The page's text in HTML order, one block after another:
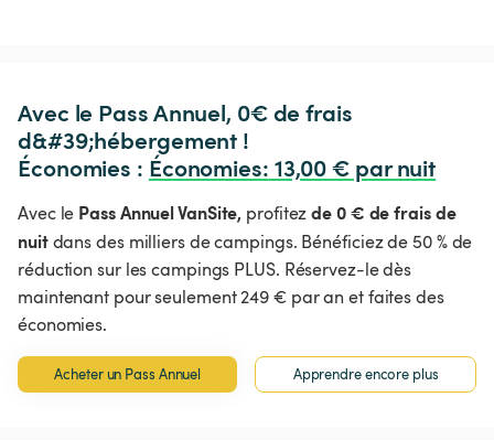
Avec le Pass Annuel, 0€ de frais
d&#39;hébergement !
Économies : Économies: 13,00 € par nuit
Avec le Pass Annuel VanSite, profitezde 0 € de frais de
nuitdans des milliers de campings. Bénéficiez de 50 % de
réduction sur les campings PLUS. Réservez-le dès
maintenant pour seulement 249 € par an et faites des
économies.
Acheter un Pass Annuel Apprendre encore plus